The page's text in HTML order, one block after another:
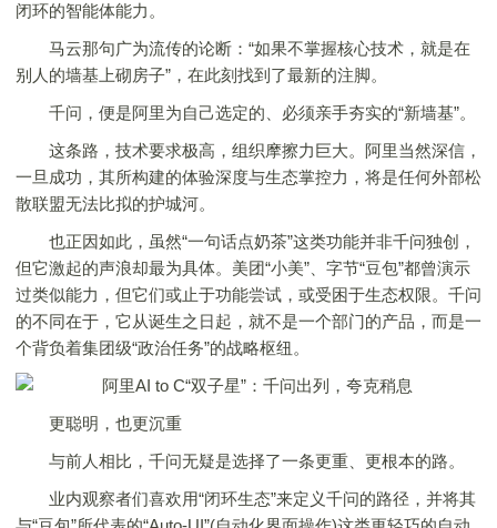
闭环的智能体能力。
马云那句广为流传的论断：“如果不掌握核心技术，就是在
别人的墙基上砌房子”，在此刻找到了最新的注脚。
千问，便是阿里为自己选定的、必须亲手夯实的“新墙基”。
这条路，技术要求极高，组织摩擦力巨大。阿里当然深信，
一旦成功，其所构建的体验深度与生态掌控力，将是任何外部松
散联盟无法比拟的护城河。
也正因如此，虽然“一句话点奶茶”这类功能并非千问独创，
但它激起的声浪却最为具体。美团“小美”、字节“豆包”都曾演示
过类似能力，但它们或止于功能尝试，或受困于生态权限。千问
的不同在于，它从诞生之日起，就不是一个部门的产品，而是一
个背负着集团级“政治任务”的战略枢纽。
更聪明，也更沉重
与前人相比，千问无疑是选择了一条更重、更根本的路。
业内观察者们喜欢用“闭环生态”来定义千问的路径，并将其